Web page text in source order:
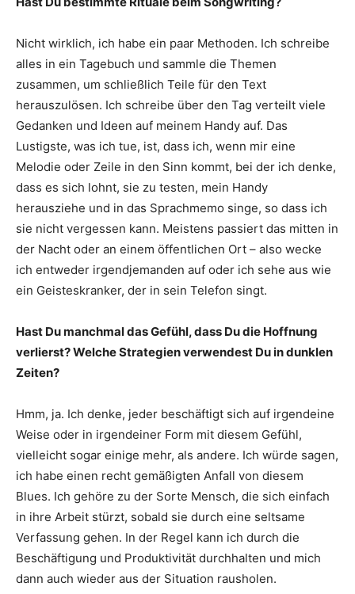
Nicht wirklich, ich habe ein paar Methoden. Ich schreibe
alles in ein Tagebuch und sammle die Themen
zusammen, um schließlich Teile für den Text
herauszulösen. Ich schreibe über den Tag verteilt viele
Gedanken und Ideen auf meinem Handy auf. Das
Lustigste, was ich tue, ist, dass ich, wenn mir eine
Melodie oder Zeile in den Sinn kommt, bei der ich denke,
dass es sich lohnt, sie zu testen, mein Handy
herausziehe und in das Sprachmemo singe, so dass ich
sie nicht vergessen kann. Meistens passiert das mitten in
der Nacht oder an einem öffentlichen Ort – also wecke
ich entweder irgendjemanden auf oder ich sehe aus wie
ein Geisteskranker, der in sein Telefon singt.
Hast Du manchmal das Gefühl, dass Du die Hoffnung
verlierst? Welche Strategien verwendest Du in dunklen
Zeiten?
Hmm, ja. Ich denke, jeder beschäftigt sich auf irgendeine
Weise oder in irgendeiner Form mit diesem Gefühl,
vielleicht sogar einige mehr, als andere. Ich würde sagen,
ich habe einen recht gemäßigten Anfall von diesem
Blues. Ich gehöre zu der Sorte Mensch, die sich einfach
in ihre Arbeit stürzt, sobald sie durch eine seltsame
Verfassung gehen. In der Regel kann ich durch die
Beschäftigung und Produktivität durchhalten und mich
dann auch wieder aus der Situation rausholen.